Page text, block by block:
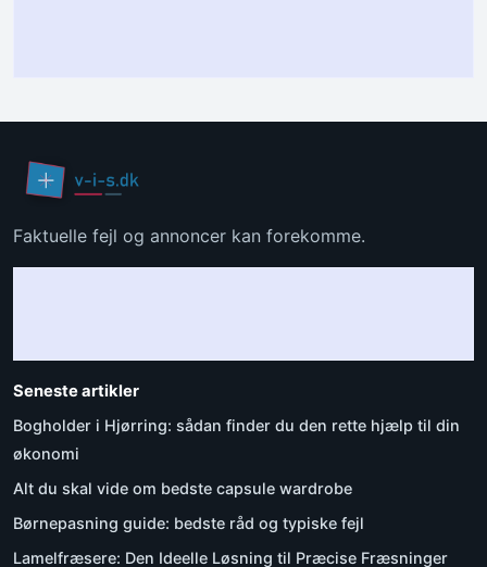
Faktuelle fejl og annoncer kan forekomme.
Seneste artikler
Bogholder i Hjørring: sådan finder du den rette hjælp til din
økonomi
Alt du skal vide om bedste capsule wardrobe
Børnepasning guide: bedste råd og typiske fejl
Lamelfræsere: Den Ideelle Løsning til Præcise Fræsninger